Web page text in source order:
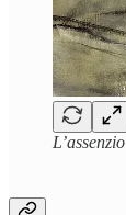
L’assenzio